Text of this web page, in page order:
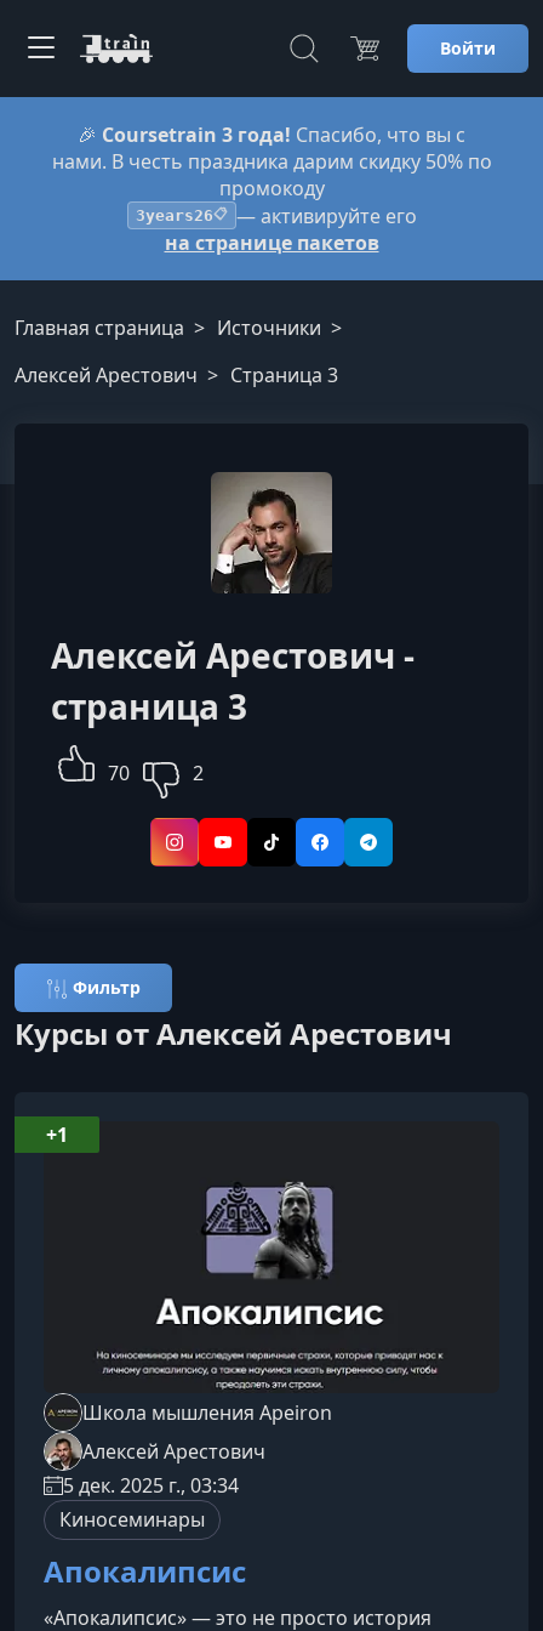
Войти
🎉 Coursetrain 3 года! Спасибо, что вы с
нами. В честь праздника дарим скидку 50% по
промокоду
3years26📋 — активируйте его
на странице пакетов
Главная страница
Источники
Алексей Арестович
Страница 3
Алексей Арестович -
страница 3
70 2
InstagramYouTubeTikTokFacebookTelegram
Фильтр
Курсы от Алексей Арестович
Школа мышления Apeiron
Алексей Арестович
5 дек. 2025 г., 03:34
Киносеминары
Апокалипсис
«Апокалипсис» — это не просто история
+1